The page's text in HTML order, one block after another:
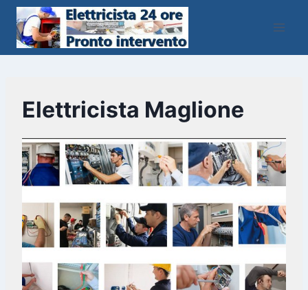
Salta
contenuto
Elettricista Maglione